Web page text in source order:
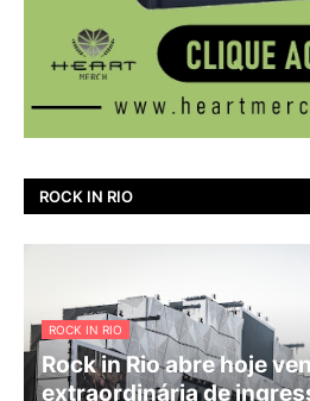
ROCK IN RIO
ROCK IN RIO
Rock in Rio abre hoje
extraordinária de